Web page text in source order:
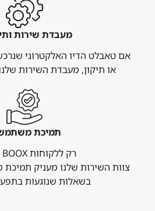
מעבדת שירות
אם טאבלט הדיו האלקטרוני
או תיקון, מעבדת השירות
תמיכת
רק ללקוחות BOOX ישראל!
צוות השירות שלנו מעניק
בשאלות שנוגעות